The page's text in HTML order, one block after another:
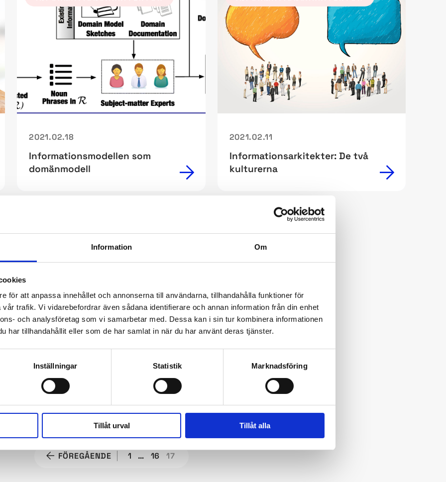
Information Om
för att anpassa innehållet och annonserna till användarna, tillhandahålla funktioner för
trafik. Vi vidarebefordrar även sådana identifierare och annan information från din enhet
och analysföretag som vi samarbetar med. Dessa kan i sin tur kombinera informationen
har tillhandahållit eller som de har samlat in när du har använt deras tjänster.
Inställningar Statistik Marknadsföring
Tillåt urval Tillåt alla
2021.02.18
Informationsmodellen som
domänmodell
2021.02.11
Informationsarkitekter: De två
kulturerna
FÖREGÅENDE 1 … 16 17